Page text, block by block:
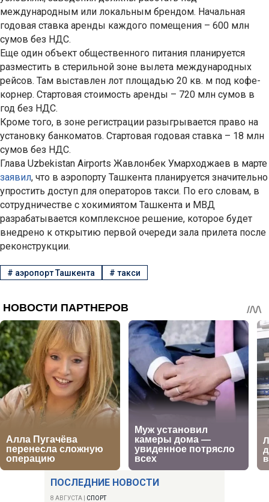
ПОСЛЕДНИЕ НОВОСТИ
8 АВГУСТА СПОРТ
международным или локальным брендом. Начальная
годовая ставка аренды каждого помещения – 600 млн
сумов без НДС.
Еще один объект общественного питания планируется
разместить в стерильной зоне вылета международных
рейсов. Там выставлен лот площадью 20 кв. м под кофе-
корнер. Стартовая стоимость аренды – 720 млн сумов в
год без НДС.
Кроме того, в зоне регистрации разыгрывается право на
установку банкоматов. Стартовая годовая ставка – 18 млн
сумов без НДС.
Глава Uzbekistan Airports Жавлонбек Умарходжаев в марте
заявил, что в аэропорту Ташкента планируется значительно
упростить доступ для операторов такси. По его словам, в
сотрудничестве с хокимиятом Ташкента и МВД
разрабатывается комплексное решение, которое будет
внедрено к открытию первой очереди зала прилета после
реконструкции.
# аэропорт Ташкента # такси